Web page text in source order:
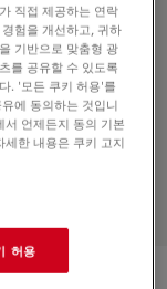
solution. Explore
, compare
직접 제공하는 연락
험을 개선하고, 귀하
기반으로 맞춤형 광
를 공유할 수 있도록
. '모든 쿠키 허용'를
에 동의하는 것입니
언제든지 동의 기본
한 내용은 쿠키 고지
허용